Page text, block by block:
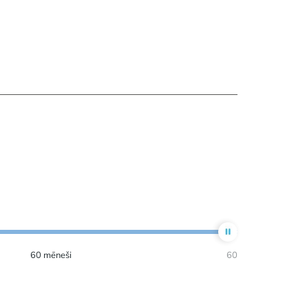
60 mēneši 60